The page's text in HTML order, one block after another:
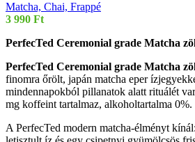
Matcha, Chai, Frappé
3 990 Ft
PerfecTed Ceremonial grade Matcha
PerfecTed Ceremonial grade Matcha
finomra őrölt, japán matcha eper
mindennapokból pillanatok alatt rituálét
mg koffeint tartalmaz, alkoholtartalma 0%.
A PerfecTed modern matcha-élményt kínál: